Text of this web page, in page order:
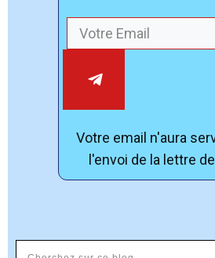
Votre email n'aura
l'envoi de la lettre